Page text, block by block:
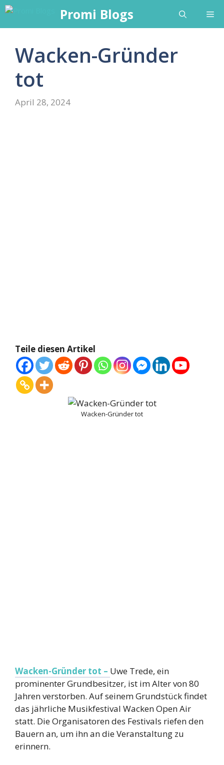
Skip
content
Promi Blogs
Wacken-Gründer
tot
April 28, 2024
Teile diesen Artikel
Wacken-Gründer tot
Wacken-Gründer tot – Uwe Trede, ein
prominenter Grundbesitzer, ist im Alter von 80
Jahren verstorben. Auf seinem Grundstück findet
das jährliche Musikfestival Wacken Open Air
statt. Die Organisatoren des Festivals riefen den
Bauern an, um ihn an die Veranstaltung zu
erinnern.